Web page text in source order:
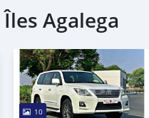
Agalega
10